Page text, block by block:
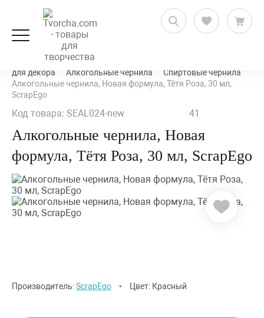
Декорирование и декупаж
для декора
Алкогольные чернила
Спиртовые чернила
Алкогольные чернила, Новая формула, Тётя Роза, 30 мл,
ScrapEgo
Код товара: SEAL024-new 41
Алкогольные чернила, Новая
формула, Тётя Роза, 30 мл, ScrapEgo
Производитель:ScrapEgo • Цвет: Красный